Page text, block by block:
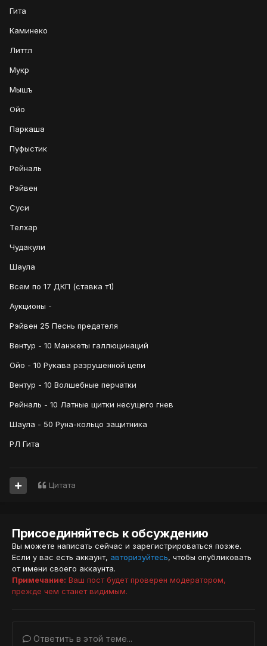
Гита
Каминеко
Литтл
Мукр
Мышъ
Ойо
Паркаша
Пуфыстик
Рейналь
Рэйвен
Суси
Телхар
Чудакули
Шаула
Всем по 17 ДКП (ставка т1)
Аукционы -
Рэйвен 25 Песнь предателя
Вентур - 10 Манжеты галлюцинаций
Ойо - 10 Рукава разрушенной цепи
Вентур - 10 Волшебные перчатки
Рейналь - 10 Латные щитки несущего гнев
Шаула - 50 Руна-кольцо защитника
РЛ Гита
Цитата
Присоединяйтесь к обсуждению
Вы можете написать сейчас и зарегистрироваться позже.
Если у вас есть аккаунт, авторизуйтесь, чтобы опубликовать
от имени своего аккаунта.
Примечание: Ваш пост будет проверен модератором,
прежде чем станет видимым.
Ответить в этой теме...